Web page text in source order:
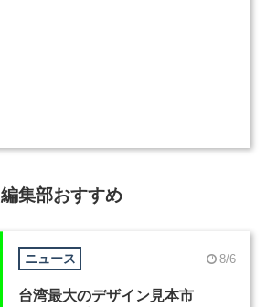
編集部おすすめ
ニュース 8/6
台湾最大のデザイン見本市